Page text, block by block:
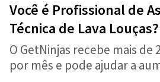
Você é Profissional de
Técnica de Lava Louças?
O GetNinjas recebe mais de
por mês e pode ajudar a